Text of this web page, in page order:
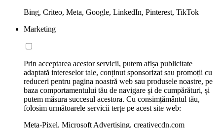
Bing, Criteo, Meta, Google, LinkedIn, Pinterest, TikTok
Marketing
Prin acceptarea acestor servicii, putem afișa publicitate
adaptată intereselor tale, conținut sponsorizat sau promoții cu
reduceri pentru pagina noastră web sau produsele noastre, pe
baza comportamentului tău de navigare și de cumpărături, și
putem măsura succesul acestora. Cu consimțământul tău,
folosim următoarele servicii terțe pe acest site web:
Meta-Pixel, Microsoft Advertising, creativecdn.com